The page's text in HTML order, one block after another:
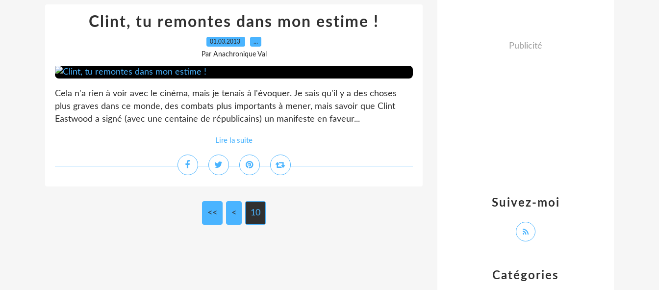
Clint, tu remontes dans mon estime !
01.03.2013 …
Par Anachronique Val
Cela n'a rien à voir avec le cinéma, mais je tenais à l'évoquer. Je sais qu'il y a des choses
plus graves dans ce monde, des combats plus importants à mener, mais savoir que Clint
Eastwood a signé (avec une centaine de républicains) un manifeste en faveur...
Lire la suite
<< < 10
Catégories
Suivez-moi
Publicité